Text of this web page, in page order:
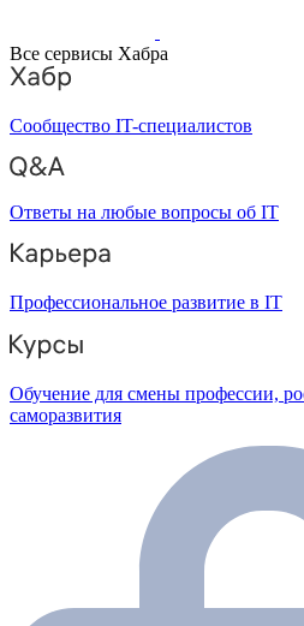
Все сервисы Хабра
Сообщество IT-специалистов
Ответы на любые вопросы об IT
Профессиональное развитие в IT
Обучение для смены профессии,
саморазвития